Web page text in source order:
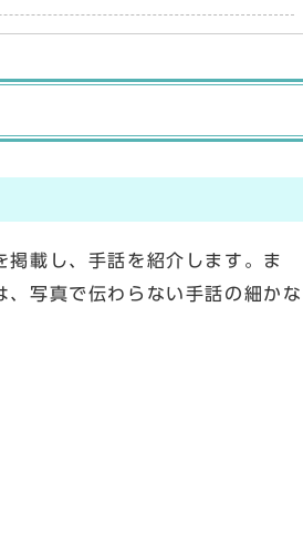
載し、手話を紹介します。ま
写真で伝わらない手話の細かな